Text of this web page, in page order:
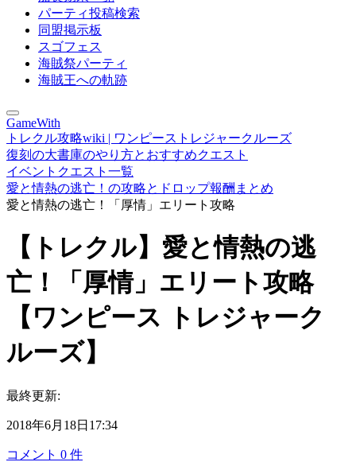
パーティ投稿検索
同盟掲示板
スゴフェス
海賊祭パーティ
海賊王への軌跡
GameWith
トレクル攻略wiki | ワンピーストレジャークルーズ
復刻の大書庫のやり方とおすすめクエスト
イベントクエスト一覧
愛と情熱の逃亡！の攻略とドロップ報酬まとめ
愛と情熱の逃亡！「厚情」エリート攻略
【トレクル】愛と情熱の逃
亡！「厚情」エリート攻略
【ワンピース トレジャーク
ルーズ】
最終更新:
2018年6月18日17:34
コメント 0 件